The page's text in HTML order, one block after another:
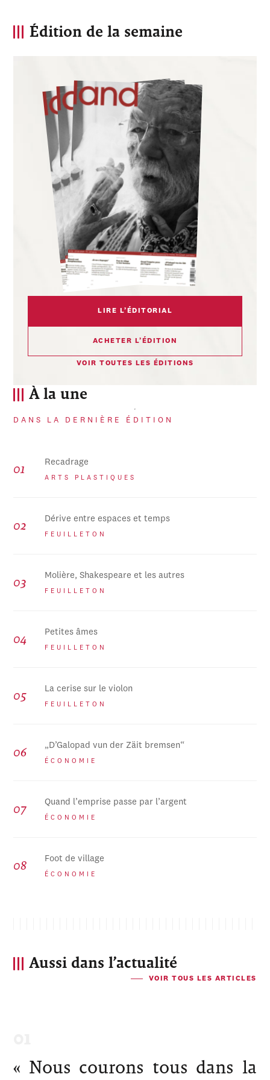
À la une
DANS LA DERNIÈRE ÉDITION
Recadrage
ARTS PLASTIQUES
Dérive entre espaces et temps
FEUILLETON
Molière, Shakespeare et les autres
FEUILLETON
Petites âmes
FEUILLETON
La cerise sur le violon
FEUILLETON
„D’Galopad vun der Zäit bremsen“
ÉCONOMIE
Quand l’emprise passe par l’argent
ÉCONOMIE
Foot de village
ÉCONOMIE
Édition de la semaine
LIRE L’ÉDITORIAL
ACHETER L’ÉDITION
VOIR TOUTES LES ÉDITIONS
Aussi dans l’actualité
VOIR TOUS LES ARTICLES
« Nous courons tous dans la